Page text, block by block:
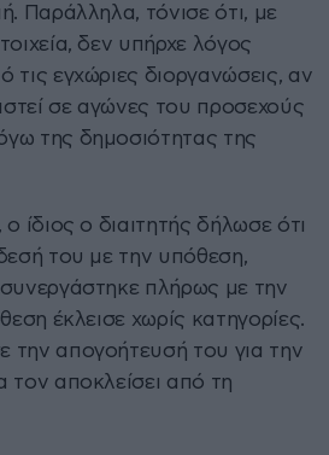
Παράλληλα, τόνισε ότι, με
δεν υπήρχε λόγος
τις εγχώριες διοργανώσεις, αν
σε αγώνες του προσεχούς
της δημοσιότητας της
ίδιος ο διαιτητής δήλωσε ότι
του με την υπόθεση,
πλήρως με την
έκλεισε χωρίς κατηγορίες.
την απογοήτευσή του για την
αποκλείσει από τη